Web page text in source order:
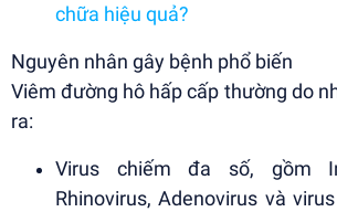
chữa hiệu quả?
Nguyên nhân gây bệnh phổ biến
Viêm đường hô hấp cấp thường do
ra:
Virus chiếm đa số, gồm
Rhinovirus, Adenovirus và